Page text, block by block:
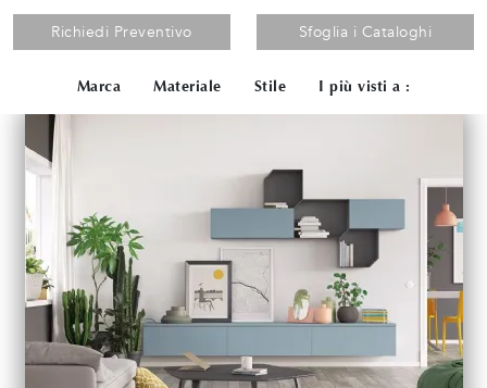
Richiedi Preventivo Sfoglia i Cataloghi
Marca Materiale Stile I più visti a :